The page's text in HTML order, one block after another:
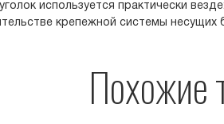
используется практически
крепежной системы несущих
Похожие